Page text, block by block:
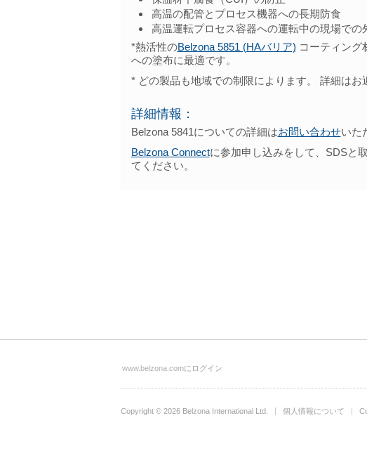
高温の配管とプロセス機器への長期防食
高温運転プロセス容器への運転中の現場で
*熱活性のBelzona 5851 (HAバリア) コーティング
への塗布に最適です。
* どの製品も地域での制限によります。 詳細はお
詳細情報：
Belzona 5841についての詳細はお問い合わせいた
Belzona Connectに参加申し込みをして、SDSと
てください。
www.belzona.comにログイン
Copyright © 2026 Belzona International Ltd. 個人情報について